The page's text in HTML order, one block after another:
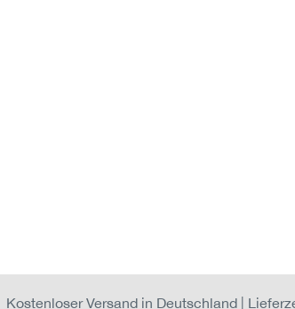
Kostenloser Versand in Deutschland |